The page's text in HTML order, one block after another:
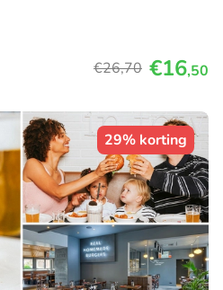
€26,70 €16,50
29% korting